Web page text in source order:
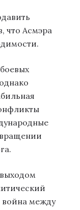
что Асмэра
война между